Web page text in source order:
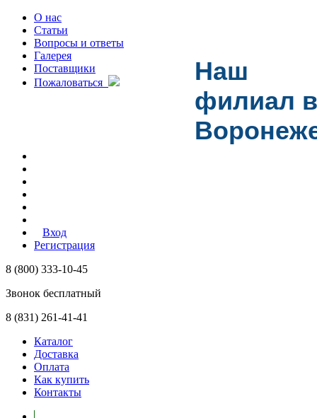
О нас
Статьи
Вопросы и ответы
Галерея
Поставщики
Пожаловаться
Вход
Регистрация
8 (800) 333-10-45
Звонок бесплатный
8 (831) 261-41-41
Каталог
Доставка
Оплата
Как купить
Контакты
Наш
филиал в